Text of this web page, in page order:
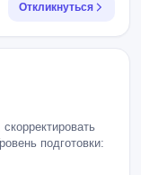
Откликнуться
подготовки: